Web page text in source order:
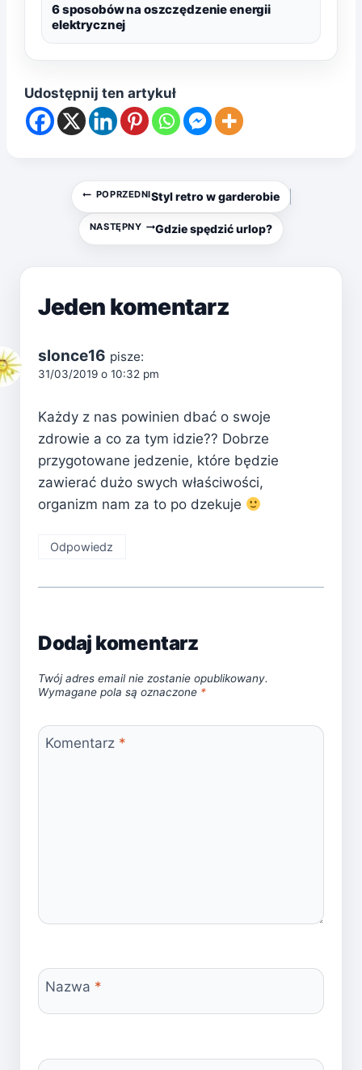
6 sposobów na oszczędzenie energii
elektrycznej
Udostępnij ten artykuł
Nawigacja
wpisu
POPRZEDNIStyl retro w garderobie
NASTĘPNY Gdzie spędzić urlop?
Jeden komentarz
slonce16 pisze:
31/03/2019 o 10:32 pm
Każdy z nas powinien dbać o swoje
zdrowie a co za tym idzie?? Dobrze
przygotowane jedzenie, które będzie
zawierać dużo swych właściwości,
organizm nam za to po dzekuje
Odpowiedz
Dodaj komentarz
Twój adres email nie zostanie opublikowany.
Wymagane pola są oznaczone *
Komentarz *
Nazwa *